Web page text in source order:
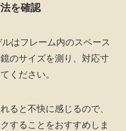
を確認
はフレーム内のスペース
のサイズを測り、対応寸
ください。
ると不快に感じるので、
することをおすすめしま